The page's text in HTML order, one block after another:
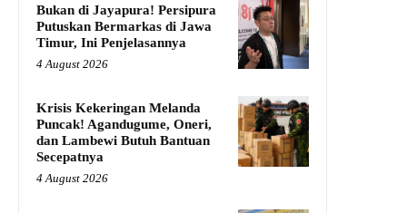
Bukan di Jayapura! Persipura
Putuskan Bermarkas di Jawa
Timur, Ini Penjelasannya
4 August 2026
Krisis Kekeringan Melanda
Puncak! Agandugume, Oneri,
dan Lambewi Butuh Bantuan
Secepatnya
4 August 2026